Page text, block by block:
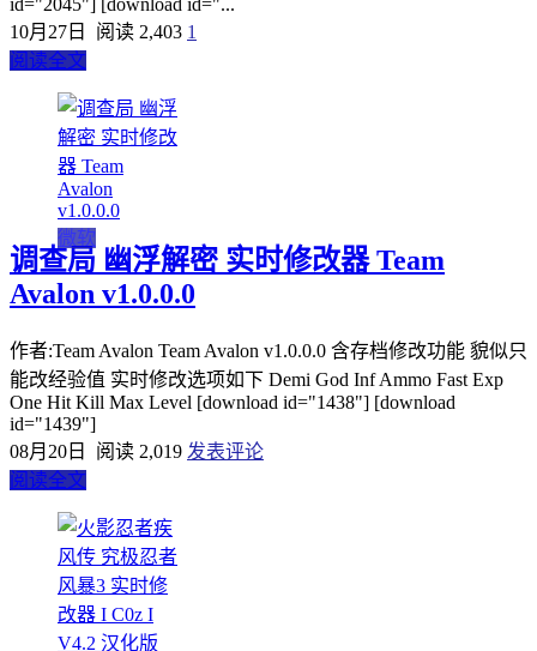
10月27日
阅读 2,403 1
阅读全文
微软
调查局 幽浮解密 实时修改器 Team
Avalon v1.0.0.0
作者:Team Avalon Team Avalon v1.0.0.0 含存档修改功能 貌似只
能改经验值 实时修改选项如下 Demi God Inf Ammo Fast Exp
One Hit Kill Max Level [download id="1438"] [download
id="1439"]
08月20日
阅读 2,019 发表评论
阅读全文